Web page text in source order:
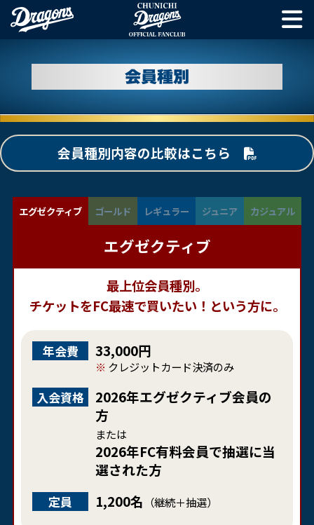
会員種別
会員種別内容の比較はこちら
エグゼクティブ ゴールド レギュラー ジュニア カジュアル
エグゼクティブ
最上位会員種別。
チケットをFC最速で買いたい！という方に。
年会費 33,000円
クレジットカード決済のみ
入会資格
2026年エグゼクティブ会員の
方
または
2026年FC有料会員で抽選に当
選された方
定員 1,200名 （継続＋抽選）